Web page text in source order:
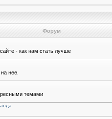
Форум
- как нам стать лучше
нее.
темами